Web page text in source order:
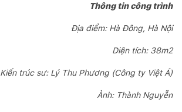
Thông tin công trình
Địa điểm: Hà Đông, Hà Nội
Diện tích: 38m2
Kiến trúc sư: Lý Thu Phương (Công ty Việt Á)
Ảnh: Thành Nguyễn